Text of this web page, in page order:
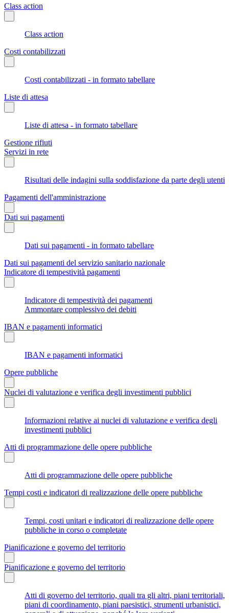
Class action
Class action
Costi contabilizzati
Costi contabilizzati - in formato tabellare
Liste di attesa
Liste di attesa - in formato tabellare
Gestione rifiuti
Servizi in rete
Risultati delle indagini sulla soddisfazione da parte degli utenti
Pagamenti dell'amministrazione
Dati sui pagamenti
Dati sui pagamenti - in formato tabellare
Dati sui pagamenti del servizio sanitario nazionale
Indicatore di tempestività pagamenti
Indicatore di tempestività dei pagamenti
Ammontare complessivo dei debiti
IBAN e pagamenti informatici
IBAN e pagamenti informatici
Opere pubbliche
Nuclei di valutazione e verifica degli investimenti pubblici
Informazioni relative ai nuclei di valutazione e verifica degli
investimenti pubblici
Atti di programmazione delle opere pubbliche
Atti di programmazione delle opere pubbliche
Tempi costi e indicatori di realizzazione delle opere pubbliche
Tempi, costi unitari e indicatori di realizzazione delle opere
pubbliche in corso o completate
Pianificazione e governo del territorio
Pianificazione e governo del territorio
Atti di governo del territorio, quali tra gli altri, piani territoriali,
piani di coordinamento, piani paesistici, strumenti urbanistici,